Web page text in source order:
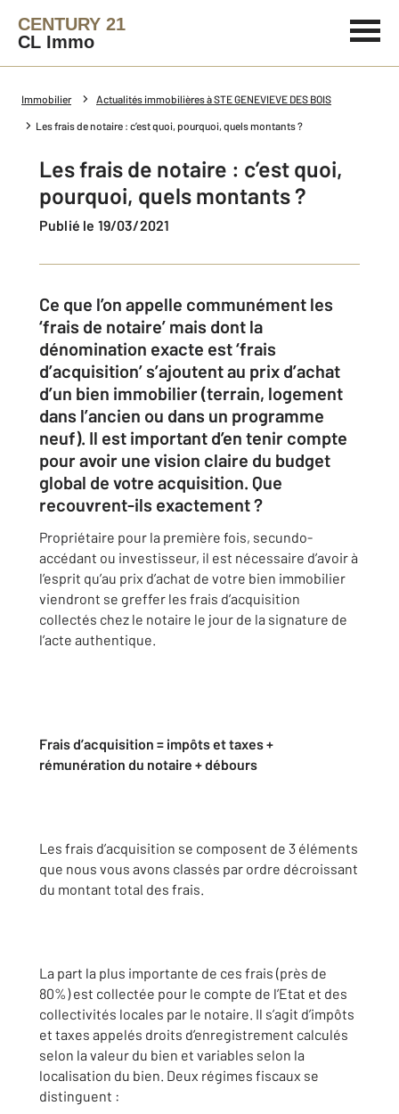
CENTURY 21
CL Immo
Immobilier Actualités immobilières à STE GENEVIEVE DES BOIS
Les frais de notaire : c’est quoi, pourquoi, quels montants ?
Les frais de notaire : c’est quoi,
pourquoi, quels montants ?
Publié le 19/03/2021
Ce que l’on appelle communément les
‘frais de notaire’ mais dont la
dénomination exacte est ‘frais
d’acquisition’ s’ajoutent au prix d’achat
d’un bien immobilier (terrain, logement
dans l’ancien ou dans un programme
neuf). Il est important d’en tenir compte
pour avoir une vision claire du budget
global de votre acquisition. Que
recouvrent-ils exactement ?
Propriétaire pour la première fois, secundo-
accédant ou investisseur, il est nécessaire d’avoir à
l’esprit qu’au prix d’achat de votre bien immobilier
viendront se greffer les frais d’acquisition
collectés chez le notaire le jour de la signature de
l’acte authentique.
Frais d’acquisition = impôts et taxes +
rémunération du notaire + débours
Les frais d’acquisition se composent de 3 éléments
que nous vous avons classés par ordre décroissant
du montant total des frais.
La part la plus importante de ces frais (près de
80%) est collectée pour le compte de l’Etat et des
collectivités locales par le notaire. Il s’agit d’impôts
et taxes appelés droits d’enregistrement calculés
selon la valeur du bien et variables selon la
localisation du bien. Deux régimes fiscaux se
distinguent :